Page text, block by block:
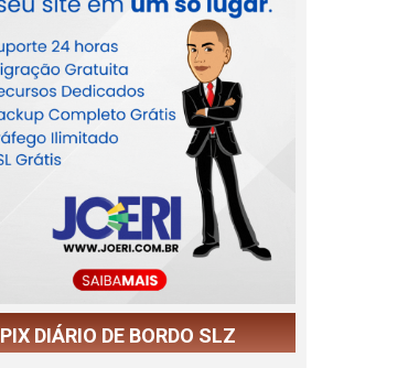
PIX DIÁRIO DE BORDO SLZ